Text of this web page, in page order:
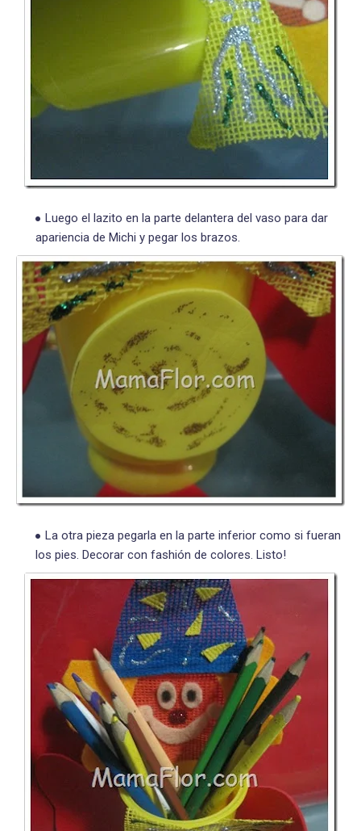
Luego el lazito en la parte delantera del vaso para dar
apariencia de Michi y pegar los brazos.
La otra pieza pegarla en la parte inferior como si fueran
los pies. Decorar con fashión de colores. Listo!